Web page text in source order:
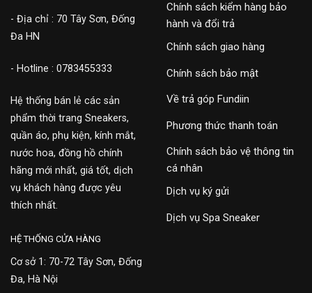
- Địa chỉ : 70 Tây Sơn, Đống
Đa HN
- Hotline : 0783455333
Hệ thống bán lẻ các sản
phẩm thời trang Sneakers,
quần áo, phụ kiện, kính mắt,
nước hoa, đồng hồ chính
hãng mới nhất, giá tốt, dịch
vụ khách hàng được yêu
thích nhất.
Chính sách kiểm hàng bảo
hành và đổi trả
Chính sách giao hàng
Chính sách bảo mật
Về trả góp Fundiin
Phương thức thanh toán
Chính sách bảo vệ thông tin
cá nhân
Dịch vụ ký gửi
Dịch vụ Spa Sneaker
HỆ THỐNG CỬA HÀNG
Cơ sở 1: 70-72 Tây Sơn, Đống
Đa, Hà Nội